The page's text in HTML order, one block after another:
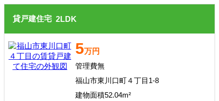
貸戸建住宅 2LDK
5万円
管理費無
福山市東川口町４丁目1-8
建物面積52.04m²